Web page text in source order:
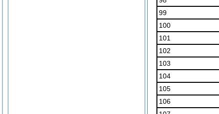
99
100
101
102
103
104
105
106